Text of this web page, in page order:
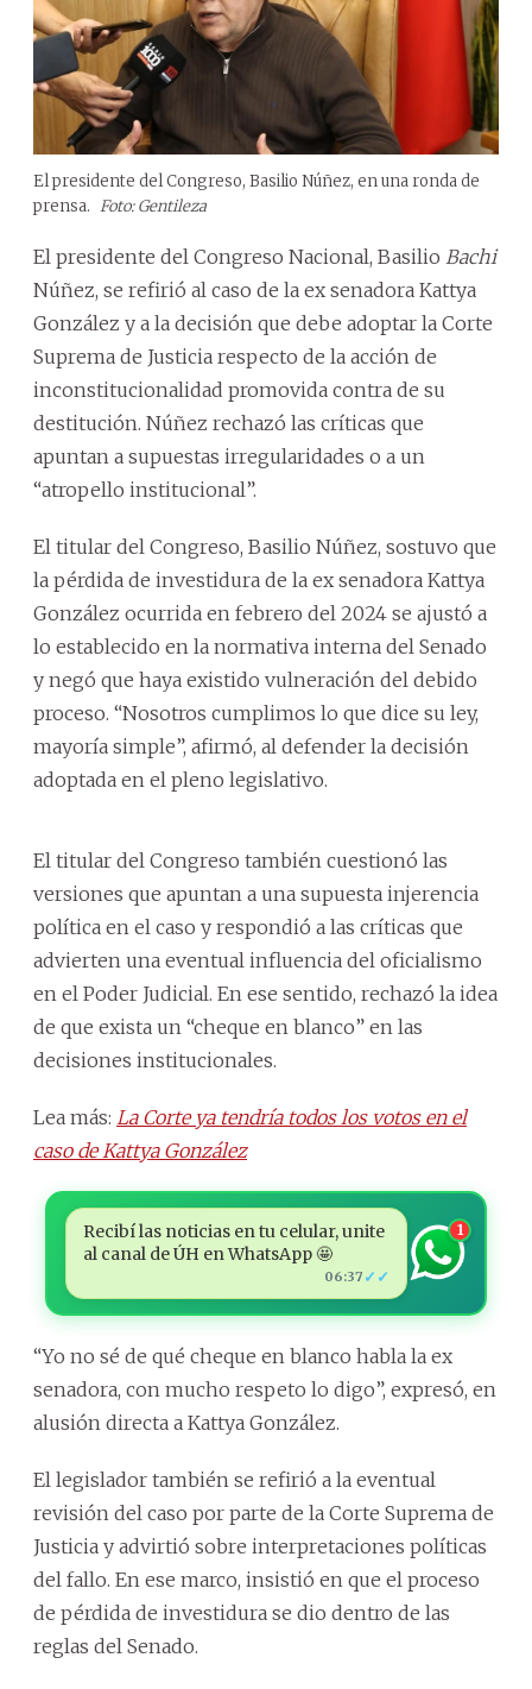
El presidente del Congreso, Basilio Núñez, en una ronda de
prensa. Foto: Gentileza
El presidente del Congreso Nacional, Basilio Bachi
Núñez, se refirió al caso de la ex senadora Kattya
González y a la decisión que debe adoptar la Corte
Suprema de Justicia respecto de la acción de
inconstitucionalidad promovida contra de su
destitución. Núñez rechazó las críticas que
apuntan a supuestas irregularidades o a un
“atropello institucional”.
El titular del Congreso, Basilio Núñez, sostuvo que
la pérdida de investidura de la ex senadora Kattya
González ocurrida en febrero del 2024 se ajustó a
lo establecido en la normativa interna del Senado
y negó que haya existido vulneración del debido
proceso. “Nosotros cumplimos lo que dice su ley,
mayoría simple”, afirmó, al defender la decisión
adoptada en el pleno legislativo.
El titular del Congreso también cuestionó las
versiones que apuntan a una supuesta injerencia
política en el caso y respondió a las críticas que
advierten una eventual influencia del oficialismo
en el Poder Judicial. En ese sentido, rechazó la idea
de que exista un “cheque en blanco” en las
decisiones institucionales.
Lea más: La Corte ya tendría todos los votos en el
caso de Kattya González
Recibí las noticias en tu celular, unite
al canal de ÚH en WhatsApp 🤩
06:37 ✓✓
1
“Yo no sé de qué cheque en blanco habla la ex
senadora, con mucho respeto lo digo”, expresó, en
alusión directa a Kattya González.
El legislador también se refirió a la eventual
revisión del caso por parte de la Corte Suprema de
Justicia y advirtió sobre interpretaciones políticas
del fallo. En ese marco, insistió en que el proceso
de pérdida de investidura se dio dentro de las
reglas del Senado.